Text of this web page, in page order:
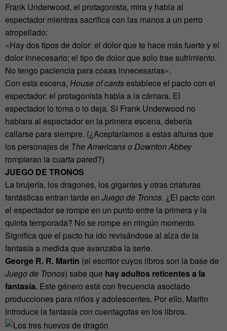
Frank Underwood, el protagonista, mira y habla al
espectador mientras sacrifica con las manos a un perro
atropellado:
«Hay dos tipos de dolor: el dolor que te hace más fuerte y el
dolor innecesario; el tipo de dolor que solo trae sufrimiento.
No tengo paciencia para cosas innecesarias».
Con esta escena, House of cardsestablece el pacto con el
espectador: el protagonista habla a la cámara. El
espectador lo toma o lo deja. Si Frank Underwood no
hablara al espectador en la primera escena, debería
callarse para siempre. (¿Aceptaríamos a estas alturas que
los personajes de The Americans o Downton Abbey
rompieran la cuarta pared?)
JUEGO DE TRONOS
La brujería, los dragones, los gigantes y otras criaturas
fantásticas entran tarde en Juego de Tronos. ¿El pacto con
el espectador se rompe en un punto entre la primera y la
quinta temporada? No se rompe en ningún momento.
Significa que el pacto ha ido revisándose al alza de la
fantasía a medida que avanzaba la serie.
George R. R. Martin (el escritor cuyos libros son la base de
Juego de Tronos) sabe que hay adultos reticentes a la
fantasía. Este género está con frecuencia asociado
producciones para niños y adolescentes. Por ello, Martin
introduce la fantasía con cuentagotas en los libros.